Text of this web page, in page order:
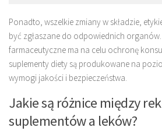
Ponadto, wszelkie zmiany w składzie,
być zgłaszane do odpowiednich
farmaceutyczne ma na celu ochronę
suplementy diety są produkowane na
wymogi jakości i bezpieczeństwa.
Jakie są różnice między
suplementów a leków?